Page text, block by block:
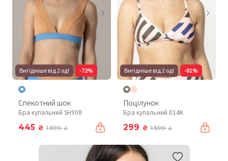
Вигідніше від 2 од! -72%
Спекотний шок
Бра купальний SH908
445 ₴ 1 599₴
Вигідніше від 2 од! -81%
Поцілунок
Бра купальний 014K
299 ₴ 1 599₴